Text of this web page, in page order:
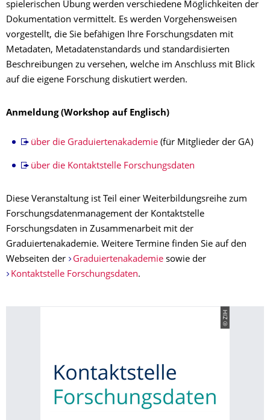
spielerischen Übung werden verschiedene Möglichkeiten der
Dokumentation vermittelt. Es werden Vorgehensweisen
vorgestellt, die Sie befähigen Ihre Forschungsdaten mit
Metadaten, Metadatenstandards und standardisierten
Beschreibungen zu versehen, welche im Anschluss mit Blick
auf die eigene Forschung diskutiert werden.
Anmeldung (Workshop auf Englisch)
über die Graduiertenakademie(für Mitglieder der GA)
über die Kontaktstelle Forschungsdaten
Diese Veranstaltung ist Teil einer Weiterbildungsreihe zum
Forschungsdatenmanagement der Kontaktstelle
Forschungsdaten in Zusammenarbeit mit der
Graduiertenakademie. Weitere Termine finden Sie auf den
Webseiten der
Graduiertenakademiesowie der
Kontaktstelle Forschungsdaten.
© ZIH